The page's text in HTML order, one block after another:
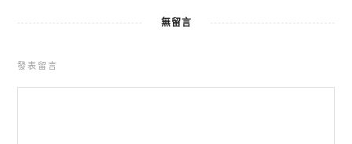
無留言
發表留言